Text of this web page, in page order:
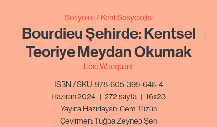
Sosyoloji Kent Sosyolojisi
Bourdieu Şehirde: Kentsel
Teoriye Meydan Okumak
Loïc Wacquant
ISBN / SKU: 978-605-399-648-4
Haziran 2024 | 272sayfa | 16x23
Yayına Hazırlayan: Cem Tüzün
Çevirmen: Tuğba Zeynep Şen